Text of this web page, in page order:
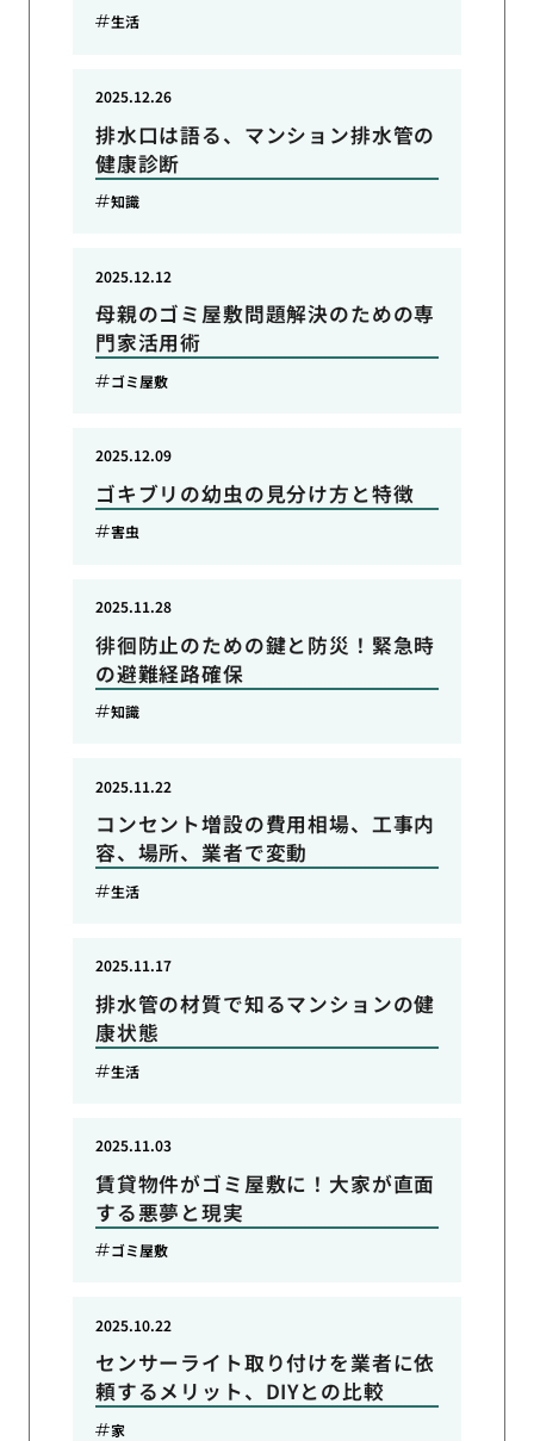
生活
排水口は語る、マンション排水管の
健康診断
2025.12.26
知識
母親のゴミ屋敷問題解決のための専
門家活用術
2025.12.12
ゴミ屋敷
ゴキブリの幼虫の見分け方と特徴
2025.12.09
害虫
徘徊防止のための鍵と防災！緊急時
の避難経路確保
2025.11.28
知識
コンセント増設の費用相場、工事内
容、場所、業者で変動
2025.11.22
生活
排水管の材質で知るマンションの健
康状態
2025.11.17
生活
賃貸物件がゴミ屋敷に！大家が直面
する悪夢と現実
2025.11.03
ゴミ屋敷
センサーライト取り付けを業者に依
頼するメリット、DIYとの比較
2025.10.22
家